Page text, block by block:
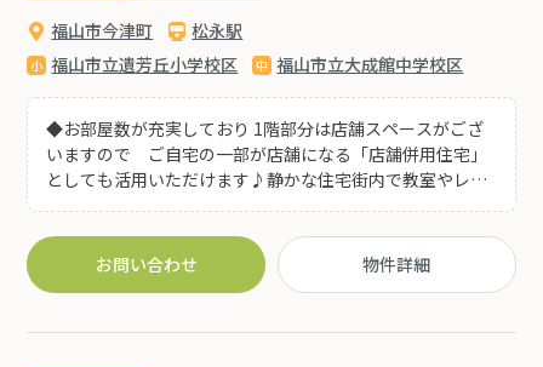
福山市今津町
松永駅
福山市立遺芳丘小学校区
福山市立大成館中学校区
◆お部屋数が充実しており 1階部分は店舗スペースがござ
いますので ご自宅の一部が店舗になる「店舗併用住宅」
としても活用いただけます♪静かな住宅街内で教室やレン
タルスペース等 開業を検討されている方にもオススメで
す(^^) ◆国道2号線近く♪「ラ・ムー松永店」まで徒歩10
分圏内!! 交通アクセスが良く生活利便性も充実した立地で
お問い合わせ 物件詳細